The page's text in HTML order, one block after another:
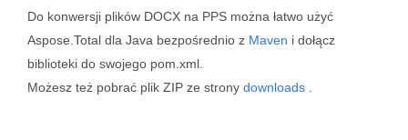
Do konwersji plików DOCX na PPS można łatwo użyć
Aspose.Total dla Java bezpośrednio z Maven i dołącz
biblioteki do swojego pom.xml.
Możesz też pobrać plik ZIP ze strony downloads